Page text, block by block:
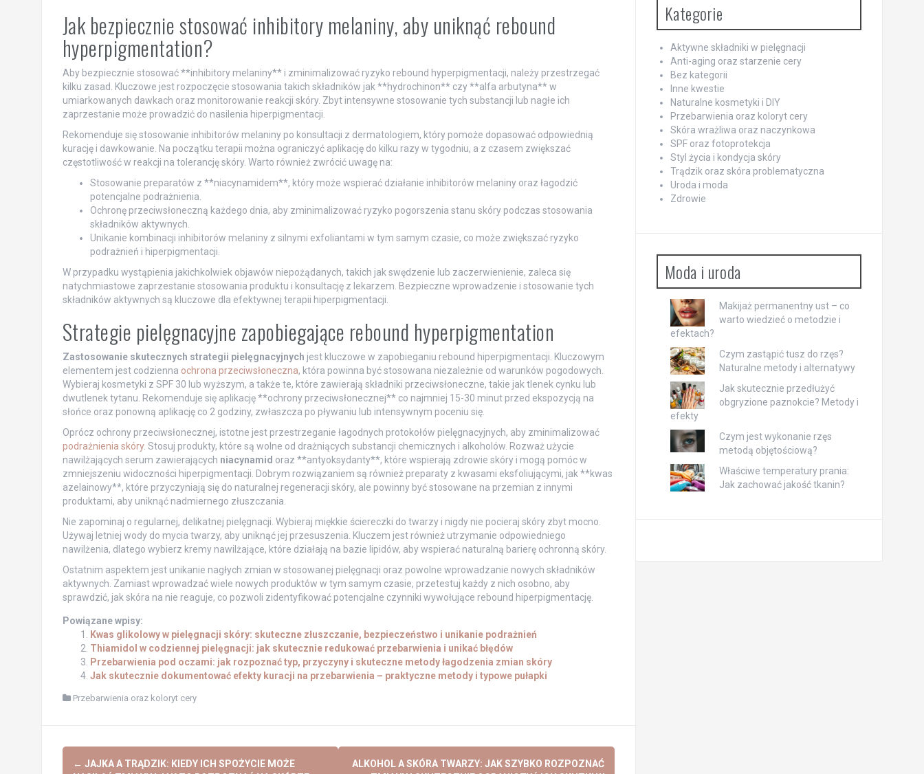
Jak bezpiecznie stosować inhibitory melaniny, aby uniknąć rebound
hyperpigmentation?
Aby bezpiecznie stosować **inhibitory melaniny** i zminimalizować ryzyko rebound hyperpigmentacji, należy przestrzegać
kilku zasad. Kluczowe jest rozpoczęcie stosowania takich składników jak **hydrochinon** czy **alfa arbutyna** w
umiarkowanych dawkach oraz monitorowanie reakcji skóry. Zbyt intensywne stosowanie tych substancji lub nagłe ich
zaprzestanie może prowadzić do nasilenia hiperpigmentacji.
Rekomenduje się stosowanie inhibitorów melaniny po konsultacji z dermatologiem, który pomoże dopasować odpowiednią
kurację i dawkowanie. Na początku terapii można ograniczyć aplikację do kilku razy w tygodniu, a z czasem zwiększać
częstotliwość w reakcji na tolerancję skóry. Warto również zwrócić uwagę na:
Stosowanie preparatów z **niacynamidem**, który może wspierać działanie inhibitorów melaniny oraz łagodzić
potencjalne podrażnienia.
Ochronę przeciwsłoneczną każdego dnia, aby zminimalizować ryzyko pogorszenia stanu skóry podczas stosowania
składników aktywnych.
Unikanie kombinacji inhibitorów melaniny z silnymi exfoliantami w tym samym czasie, co może zwiększać ryzyko
podrażnień i hiperpigmentacji.
W przypadku wystąpienia jakichkolwiek objawów niepożądanych, takich jak swędzenie lub zaczerwienienie, zaleca się
natychmiastowe zaprzestanie stosowania produktu i konsultację z lekarzem. Bezpieczne wprowadzenie i stosowanie tych
składników aktywnych są kluczowe dla efektywnej terapii hiperpigmentacji.
Strategie pielęgnacyjne zapobiegające rebound hyperpigmentation
Zastosowanie skutecznych strategii pielęgnacyjnych jest kluczowe w zapobieganiu rebound hiperpigmentacji. Kluczowym
elementem jest codzienna ochrona przeciwsłoneczna, która powinna być stosowana niezależnie od warunków pogodowych.
Wybieraj kosmetyki z SPF 30 lub wyższym, a także te, które zawierają składniki przeciwsłoneczne, takie jak tlenek cynku lub
dwutlenek tytanu. Rekomenduje się aplikację **ochrony przeciwsłonecznej** co najmniej 15-30 minut przed ekspozycją na
słońce oraz ponowną aplikację co 2 godziny, zwłaszcza po pływaniu lub intensywnym poceniu się.
Oprócz ochrony przeciwsłonecznej, istotne jest przestrzeganie łagodnych protokołów pielęgnacyjnych, aby zminimalizować
podrażnienia skóry. Stosuj produkty, które są wolne od drażniących substancji chemicznych i alkoholów. Rozważ użycie
nawilżających serum zawierających niacynamid oraz **antyoksydanty**, które wspierają zdrowie skóry i mogą pomóc w
zmniejszeniu widoczności hiperpigmentacji. Dobrym rozwiązaniem są również preparaty z kwasami eksfoliującymi, jak **kwas
azelainowy**, które przyczyniają się do naturalnej regeneracji skóry, ale powinny być stosowane na przemian z innymi
produktami, aby uniknąć nadmiernego złuszczania.
Nie zapominaj o regularnej, delikatnej pielęgnacji. Wybieraj miękkie ściereczki do twarzy i nigdy nie pocieraj skóry zbyt mocno.
Używaj letniej wody do mycia twarzy, aby uniknąć jej przesuszenia. Kluczem jest również utrzymanie odpowiedniego
nawilżenia, dlatego wybierz kremy nawilżające, które działają na bazie lipidów, aby wspierać naturalną barierę ochronną skóry.
Ostatnim aspektem jest unikanie nagłych zmian w stosowanej pielęgnacji oraz powolne wprowadzanie nowych składników
aktywnych. Zamiast wprowadzać wiele nowych produktów w tym samym czasie, przetestuj każdy z nich osobno, aby
sprawdzić, jak skóra na nie reaguje, co pozwoli zidentyfikować potencjalne czynniki wywołujące rebound hiperpigmentację.
Powiązane wpisy:
Kwas glikolowy w pielęgnacji skóry: skuteczne złuszczanie, bezpieczeństwo i unikanie podrażnień
Thiamidol w codziennej pielęgnacji: jak skutecznie redukować przebarwienia i unikać błędów
Przebarwienia pod oczami: jak rozpoznać typ, przyczyny i skuteczne metody łagodzenia zmian skóry
Jak skutecznie dokumentować efekty kuracji na przebarwienia – praktyczne metody i typowe pułapki
Przebarwienia oraz koloryt cery
Post
← JAJKA A TRĄDZIK: KIEDY ICH SPOŻYCIE MOŻE
ALKOHOL A SKÓRA TWARZY: JAK SZYBKO ROZPOZNAĆ
Kategorie
Aktywne składniki w pielęgnacji
Anti-aging oraz starzenie cery
Bez kategorii
Inne kwestie
Naturalne kosmetyki i DIY
Przebarwienia oraz koloryt cery
Skóra wrażliwa oraz naczynkowa
SPF oraz fotoprotekcja
Styl życia i kondycja skóry
Trądzik oraz skóra problematyczna
Uroda i moda
Zdrowie
Moda i uroda
Makijaż permanentny ust – co
warto wiedzieć o metodzie i
efektach?
Czym zastąpić tusz do rzęs?
Naturalne metody i alternatywy
Jak skutecznie przedłużyć
obgryzione paznokcie? Metody i
efekty
Czym jest wykonanie rzęs
metodą objętościową?
Właściwe temperatury prania:
Jak zachować jakość tkanin?